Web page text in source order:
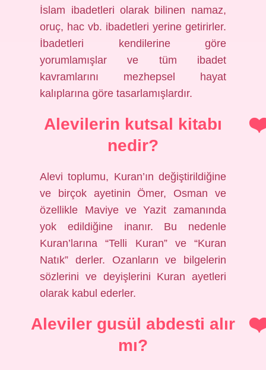
İslam ibadetleri olarak bilinen namaz,
oruç, hac vb. ibadetleri yerine getirirler.
İbadetleri kendilerine göre
yorumlamışlar ve tüm ibadet
kavramlarını mezhepsel hayat
kalıplarına göre tasarlamışlardır.
Alevilerin kutsal kitabı
nedir?
Alevi toplumu, Kuran’ın değiştirildiğine
ve birçok ayetinin Ömer, Osman ve
özellikle Maviye ve Yazit zamanında
yok edildiğine inanır. Bu nedenle
Kuran’larına “Telli Kuran” ve “Kuran
Natık” derler. Ozanların ve bilgelerin
sözlerini ve deyişlerini Kuran ayetleri
olarak kabul ederler.
Aleviler gusül abdesti alır
mı?